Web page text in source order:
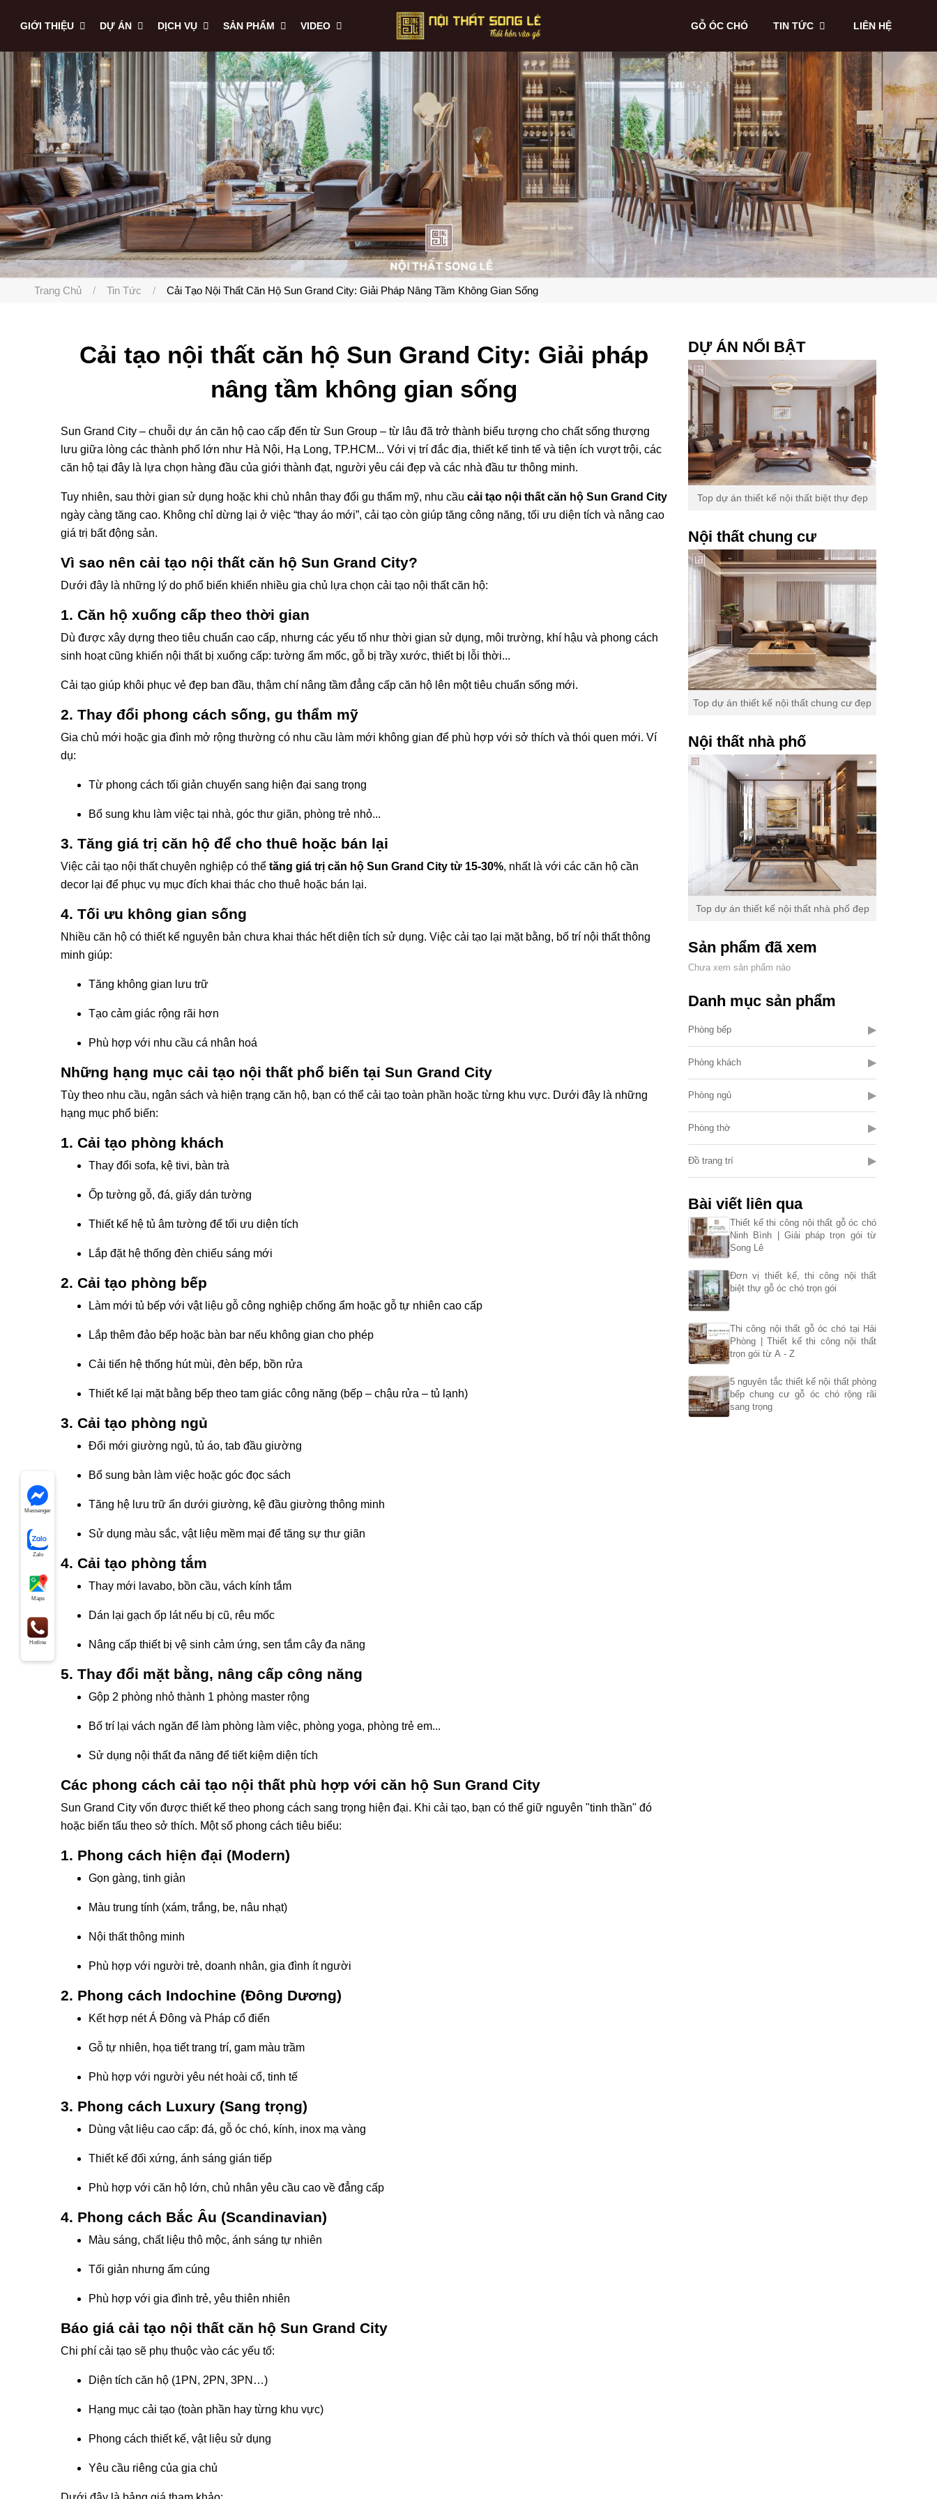
Messenger
Zalo
Maps
Hotline
GIỚI THIỆU DỰ ÁN DỊCH VỤ SẢN PHẨM VIDEO GỖ ÓC CHÓ TIN TỨC LIÊN HỆ
Trang Chủ Tin Tức Cải Tạo Nội Thất Căn Hộ Sun Grand City: Giải Pháp Nâng Tầm Không Gian Sống
Cải tạo nội thất căn hộ Sun Grand City: Giải pháp
nâng tầm không gian sống
Sun Grand City – chuỗi dự án căn hộ cao cấp đến từ Sun Group – từ lâu đã trở thành biểu tượng cho chất sống thượng
lưu giữa lòng các thành phố lớn như Hà Nội, Hạ Long, TP.HCM... Với vị trí đắc địa, thiết kế tinh tế và tiện ích vượt trội, các
căn hộ tại đây là lựa chọn hàng đầu của giới thành đạt, người yêu cái đẹp và các nhà đầu tư thông minh.
Tuy nhiên, sau thời gian sử dụng hoặc khi chủ nhân thay đổi gu thẩm mỹ, nhu cầu cải tạo nội thất căn hộ Sun Grand City
ngày càng tăng cao. Không chỉ dừng lại ở việc “thay áo mới”, cải tạo còn giúp tăng công năng, tối ưu diện tích và nâng cao
giá trị bất động sản.
Vì sao nên cải tạo nội thất căn hộ Sun Grand City?
Dưới đây là những lý do phổ biến khiến nhiều gia chủ lựa chọn cải tạo nội thất căn hộ:
1. Căn hộ xuống cấp theo thời gian
Dù được xây dựng theo tiêu chuẩn cao cấp, nhưng các yếu tố như thời gian sử dụng, môi trường, khí hậu và phong cách
sinh hoạt cũng khiến nội thất bị xuống cấp: tường ẩm mốc, gỗ bị trầy xước, thiết bị lỗi thời...
Cải tạo giúp khôi phục vẻ đẹp ban đầu, thậm chí nâng tầm đẳng cấp căn hộ lên một tiêu chuẩn sống mới.
2. Thay đổi phong cách sống, gu thẩm mỹ
Gia chủ mới hoặc gia đình mở rộng thường có nhu cầu làm mới không gian để phù hợp với sở thích và thói quen mới. Ví
dụ:
Từ phong cách tối giản chuyển sang hiện đại sang trọng
Bổ sung khu làm việc tại nhà, góc thư giãn, phòng trẻ nhỏ...
3. Tăng giá trị căn hộ để cho thuê hoặc bán lại
Việc cải tạo nội thất chuyên nghiệp có thể tăng giá trị căn hộ Sun Grand City từ 15-30%, nhất là với các căn hộ cần
decor lại để phục vụ mục đích khai thác cho thuê hoặc bán lại.
4. Tối ưu không gian sống
Nhiều căn hộ có thiết kế nguyên bản chưa khai thác hết diện tích sử dụng. Việc cải tạo lại mặt bằng, bố trí nội thất thông
minh giúp:
Tăng không gian lưu trữ
Tạo cảm giác rộng rãi hơn
Phù hợp với nhu cầu cá nhân hoá
Những hạng mục cải tạo nội thất phổ biến tại Sun Grand City
Tùy theo nhu cầu, ngân sách và hiện trạng căn hộ, bạn có thể cải tạo toàn phần hoặc từng khu vực. Dưới đây là những
hạng mục phổ biến:
1. Cải tạo phòng khách
Thay đổi sofa, kệ tivi, bàn trà
Ốp tường gỗ, đá, giấy dán tường
Thiết kế hệ tủ âm tường để tối ưu diện tích
Lắp đặt hệ thống đèn chiếu sáng mới
2. Cải tạo phòng bếp
Làm mới tủ bếp với vật liệu gỗ công nghiệp chống ẩm hoặc gỗ tự nhiên cao cấp
Lắp thêm đảo bếp hoặc bàn bar nếu không gian cho phép
Cải tiến hệ thống hút mùi, đèn bếp, bồn rửa
Thiết kế lại mặt bằng bếp theo tam giác công năng (bếp – chậu rửa – tủ lạnh)
3. Cải tạo phòng ngủ
Đổi mới giường ngủ, tủ áo, tab đầu giường
Bổ sung bàn làm việc hoặc góc đọc sách
Tăng hệ lưu trữ ẩn dưới giường, kệ đầu giường thông minh
Sử dụng màu sắc, vật liệu mềm mại để tăng sự thư giãn
4. Cải tạo phòng tắm
Thay mới lavabo, bồn cầu, vách kính tắm
Dán lại gạch ốp lát nếu bị cũ, rêu mốc
Nâng cấp thiết bị vệ sinh cảm ứng, sen tắm cây đa năng
5. Thay đổi mặt bằng, nâng cấp công năng
Gộp 2 phòng nhỏ thành 1 phòng master rộng
Bố trí lại vách ngăn để làm phòng làm việc, phòng yoga, phòng trẻ em...
Sử dụng nội thất đa năng để tiết kiệm diện tích
Các phong cách cải tạo nội thất phù hợp với căn hộ Sun Grand City
Sun Grand City vốn được thiết kế theo phong cách sang trọng hiện đại. Khi cải tạo, bạn có thể giữ nguyên "tinh thần" đó
hoặc biến tấu theo sở thích. Một số phong cách tiêu biểu:
1. Phong cách hiện đại (Modern)
Gọn gàng, tinh giản
Màu trung tính (xám, trắng, be, nâu nhạt)
Nội thất thông minh
Phù hợp với người trẻ, doanh nhân, gia đình ít người
2. Phong cách Indochine (Đông Dương)
Kết hợp nét Á Đông và Pháp cổ điển
Gỗ tự nhiên, họa tiết trang trí, gam màu trầm
Phù hợp với người yêu nét hoài cổ, tinh tế
3. Phong cách Luxury (Sang trọng)
Dùng vật liệu cao cấp: đá, gỗ óc chó, kính, inox mạ vàng
Thiết kế đối xứng, ánh sáng gián tiếp
Phù hợp với căn hộ lớn, chủ nhân yêu cầu cao về đẳng cấp
4. Phong cách Bắc Âu (Scandinavian)
Màu sáng, chất liệu thô mộc, ánh sáng tự nhiên
Tối giản nhưng ấm cúng
Phù hợp với gia đình trẻ, yêu thiên nhiên
Báo giá cải tạo nội thất căn hộ Sun Grand City
Chi phí cải tạo sẽ phụ thuộc vào các yếu tố:
Diện tích căn hộ (1PN, 2PN, 3PN…)
Hạng mục cải tạo (toàn phần hay từng khu vực)
Phong cách thiết kế, vật liệu sử dụng
Yêu cầu riêng của gia chủ
DỰ ÁN NỔI BẬT
Top dự án thiết kế nội thất biệt thự đẹp
Nội thất chung cư
Top dự án thiết kế nội thất chung cư đẹp
Nội thất nhà phố
Top dự án thiết kế nội thất nhà phố đẹp
Sản phẩm đã xem
Chưa xem sản phẩm nào
Danh mục sản phẩm
Phòng bếp ▶
Phòng khách ▶
Phòng ngủ ▶
Phòng thờ ▶
Đồ trang trí ▶
Bài viết liên qua
Thiết kế thi công nội thất gỗ óc chó
Ninh Bình | Giải pháp trọn gói từ
Song Lê
Đơn vị thiết kế, thi công nội thất
biệt thự gỗ óc chó trọn gói
Thi công nội thất gỗ óc chó tại Hải
Phòng | Thiết kế thi công nội thất
trọn gói từ A - Z
5 nguyên tắc thiết kế nội thất phòng
bếp chung cư gỗ óc chó rộng rãi
sang trọng